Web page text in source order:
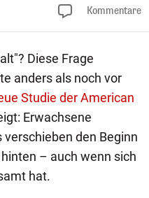
Kommentare
Diese Frage
anders als noch vor
Studie der American
Erwachsene
den Beginn
– auch wenn sich
hat.